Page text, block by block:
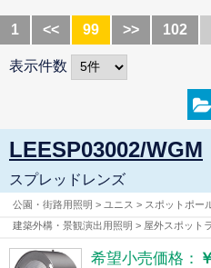
1 << 99 >> 102
表示件数
LEESP03002/WGM
スプレッドレンズ
公園・街路用照明 > ユニス > スポ
希望小売価格：